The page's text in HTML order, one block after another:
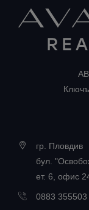
гр. Пловдив
бул.
ет. 6, офис
0883 355503